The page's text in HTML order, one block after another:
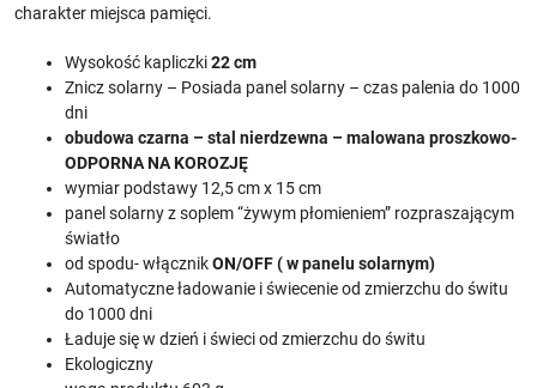
charakter miejsca pamięci.
Wysokość kapliczki22 cm
Znicz solarny – Posiada panel solarny – czas palenia do 1000
dni
obudowa czarna – stal nierdzewna – malowana proszkowo-
ODPORNA NA KOROZJĘ
wymiar podstawy 12,5 cm x 15 cm
panel solarny z soplem “żywym płomieniem” rozpraszającym
światło
od spodu- włącznikON/OFF ( w panelu solarnym)
Automatyczne ładowanie i świecenie od zmierzchu do świtu
do 1000 dni
Ładuje się w dzień i świeci od zmierzchu do świtu
Ekologiczny